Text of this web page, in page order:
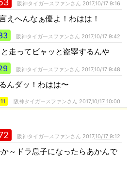
阪神タイガースファンさん 2017,10/17 9:16
えへんなぁ優よ！わはは！
阪神タイガースファンさん 2017,10/17 9:42
走ってビャッと盗塁するんや
阪神タイガースファンさん 2017,10/17 9:48
んダッ！わはは〜
阪神タイガースファンさん 2017,10/17 10:00
阪神タイガースファンさん 2017,10/17 9:12
か～ドラ息子になったらあかんで